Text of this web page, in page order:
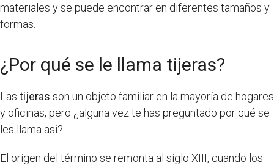
materiales y se puede encontrar en diferentes tamaños y
formas.
¿Por qué se le llama tijeras?
Las tijeras son un objeto familiar en la mayoría de hogares
y oficinas, pero ¿alguna vez te has preguntado por qué se
les llama así?
El origen del término se remonta al siglo XIII, cuando los